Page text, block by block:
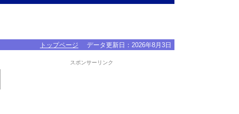
トップページ データ更新日： 2026年8月3日
スポンサーリンク